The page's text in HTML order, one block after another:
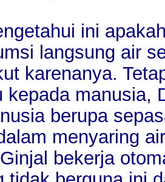
ini
langsung air
karenanya.
kepada manusia,
berupa
menyaring
bekerja